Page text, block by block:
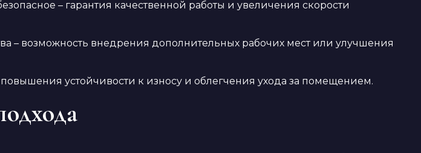
– гарантия качественной работы и увеличения скорости
– возможность внедрения дополнительных рабочих мест или улучшения
устойчивости к износу и облегчения ухода за помещением.